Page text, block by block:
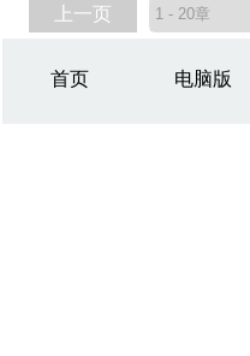
上一页
首页 电脑版